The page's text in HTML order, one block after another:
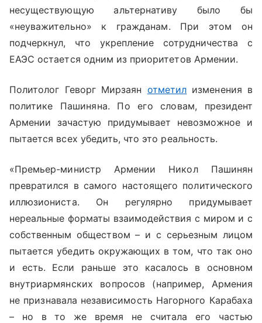
несуществующую альтернативу было бы
«неуважительно» к гражданам. При этом он
подчеркнул, что укрепление сотрудничества с
ЕАЭС остается одним из приоритетов Армении.
Политолог Геворг Мирзаян отметил изменения в
политике Пашиняна. По его словам, президент
Армении зачастую придумывает невозможное и
пытается всех убедить, что это реальность.
«Премьер-министр Армении Никол Пашинян
превратился в самого настоящего политического
иллюзиониста. Он регулярно придумывает
нереальные форматы взаимодействия с миром и с
собственным обществом – и с серьезным лицом
пытается убедить окружающих в том, что так оно
и есть. Если раньше это касалось в основном
внутриармянских вопросов (например, Армения
не признавала независимость Нагорного Карабаха
– но в то же время не считала его частью